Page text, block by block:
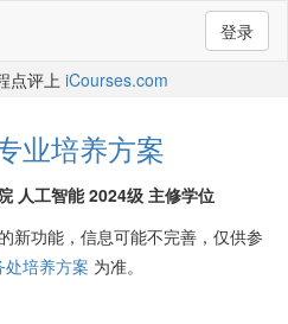
登录
点评上 iCourses.com
业培养方案
人工智能 2024级 主修学位
新功能，信息可能不完善，仅供参
处培养方案 为准。